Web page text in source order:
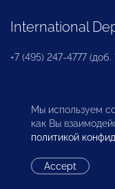
International
+7 (495) 247-4777 (доб.
Business and
Department
Мы используем
как Вы
политикой
Accept